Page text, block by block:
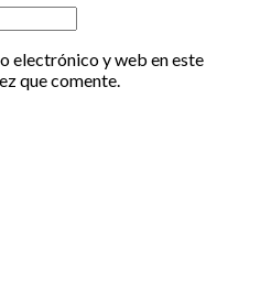
electrónico y web en este
que comente.